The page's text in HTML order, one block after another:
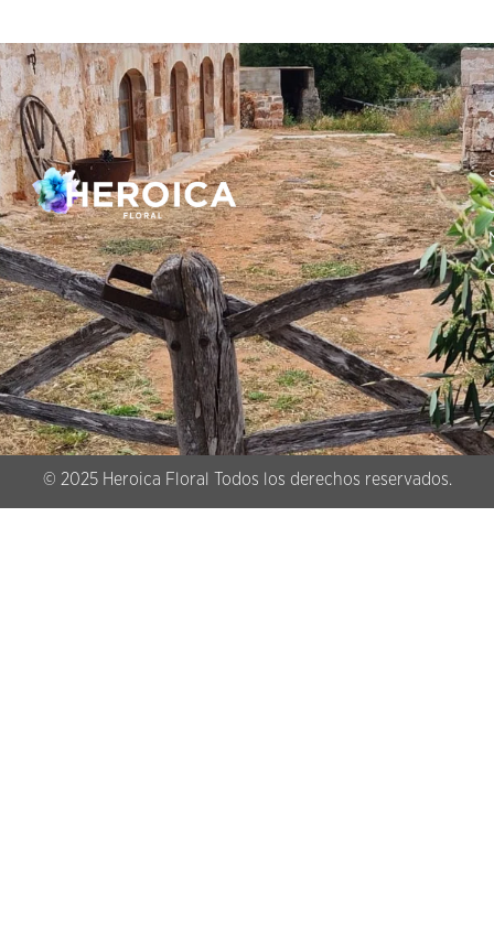
© 2025 Heroica Floral Todos los derechos reservados.